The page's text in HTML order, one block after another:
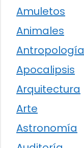
Amuletos
Animales
Antropología
Apocalipsis
Arquitectura
Arte
Astronomía